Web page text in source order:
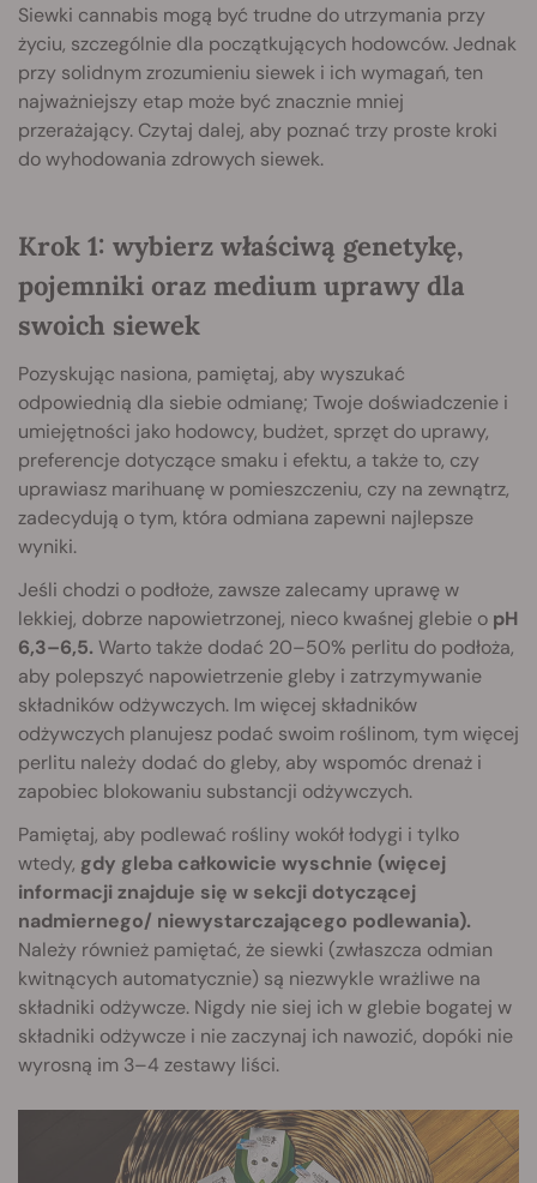
Siewki cannabis mogą być trudne do utrzymania przy
życiu, szczególnie dla początkujących hodowców. Jednak
przy solidnym zrozumieniu siewek i ich wymagań, ten
najważniejszy etap może być znacznie mniej
przerażający. Czytaj dalej, aby poznać trzy proste kroki
do wyhodowania zdrowych siewek.
Krok 1: wybierz właściwą genetykę,
pojemniki oraz medium uprawy dla
swoich siewek
Pozyskując nasiona, pamiętaj, aby wyszukać
odpowiednią dla siebie odmianę; Twoje doświadczenie i
umiejętności jako hodowcy, budżet, sprzęt do uprawy,
preferencje dotyczące smaku i efektu, a także to, czy
uprawiasz marihuanę w pomieszczeniu, czy na zewnątrz,
zadecydują o tym, która odmiana zapewni najlepsze
wyniki.
Jeśli chodzi o podłoże, zawsze zalecamy uprawę w
lekkiej, dobrze napowietrzonej, nieco kwaśnej glebie o pH
6,3–6,5. Warto także dodać 20–50% perlitu do podłoża,
aby polepszyć napowietrzenie gleby i zatrzymywanie
składników odżywczych. Im więcej składników
odżywczych planujesz podać swoim roślinom, tym więcej
perlitu należy dodać do gleby, aby wspomóc drenaż i
zapobiec blokowaniu substancji odżywczych.
Pamiętaj, aby podlewać rośliny wokół łodygi i tylko
wtedy, gdy gleba całkowicie wyschnie (więcej
informacji znajduje się w sekcji dotyczącej
nadmiernego/ niewystarczającego podlewania).
Należy również pamiętać, że siewki (zwłaszcza odmian
kwitnących automatycznie) są niezwykle wrażliwe na
składniki odżywcze. Nigdy nie siej ich w glebie bogatej w
składniki odżywcze i nie zaczynaj ich nawozić, dopóki nie
wyrosną im 3–4 zestawy liści.